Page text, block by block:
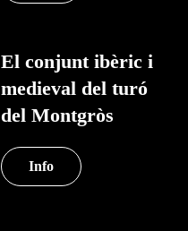
El conjunt ibèric i
medieval del turó
del Montgròs
Info